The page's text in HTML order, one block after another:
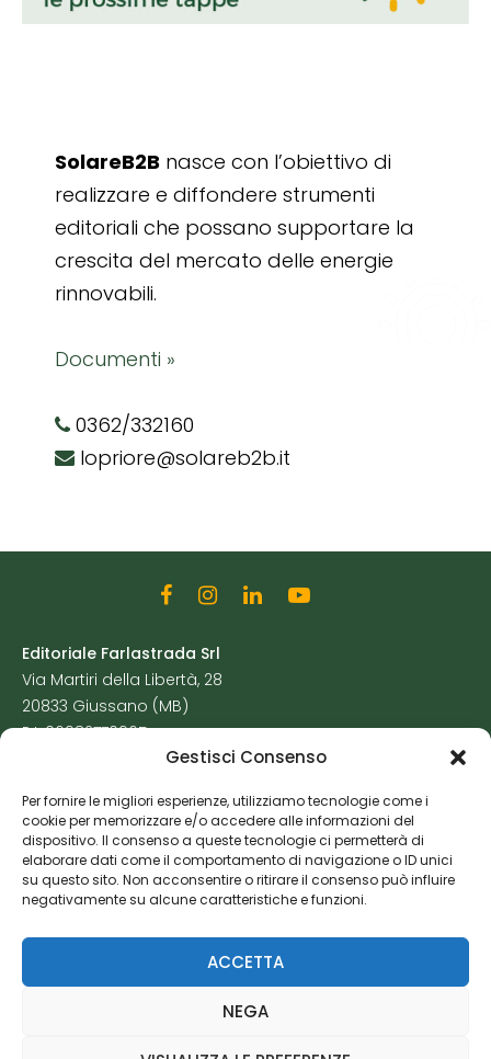
Gestisci Consenso
Per fornire le migliori esperienze, utilizziamo tecnologie come i
cookie per memorizzare e/o accedere alle informazioni del
dispositivo. Il consenso a queste tecnologie ci permetterà di
elaborare dati come il comportamento di navigazione o ID unici
su questo sito. Non acconsentire o ritirare il consenso può influire
negativamente su alcune caratteristiche e funzioni.
ACCETTA
NEGA
SolareB2B nasce con l’obiettivo di
realizzare e diffondere strumenti
editoriali che possano supportare la
crescita del mercato delle energie
rinnovabili.
Documenti »
0362/332160
lopriore@solareb2b.it
Editoriale Farlastrada Srl
Via Martiri della Libertà, 28
20833 Giussano (MB)
P.I. 06982770965
Cookie Policy
Risorse Aggiuntive